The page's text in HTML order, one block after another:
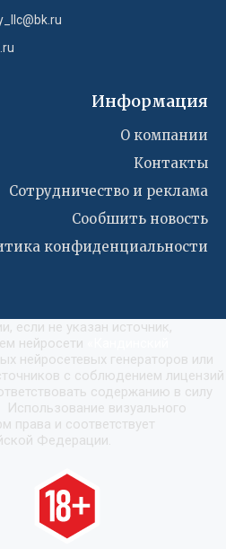
Информация
О компании
Контакты
Сотрудничество и реклама
Сообшить новость
конфиденциальности
если не указан источник,
нейросети
нейросетевых генераторов или
с соблюдением лицензий
содержанию в силу
Использование визуального
права и соответствует
Федерации.